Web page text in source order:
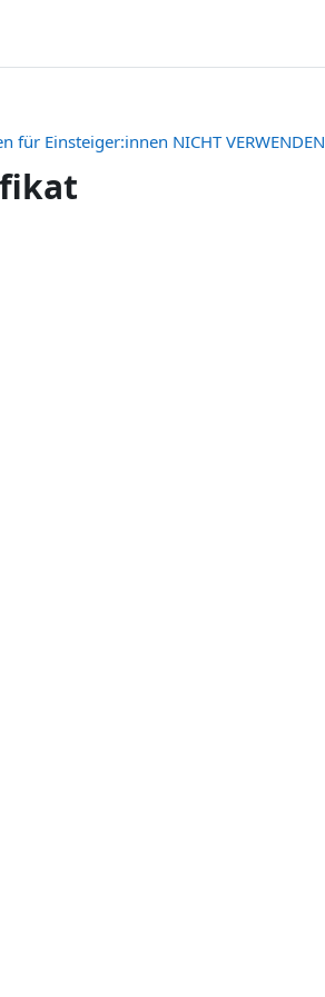
für Einsteiger:innen NICHT VERWENDEN